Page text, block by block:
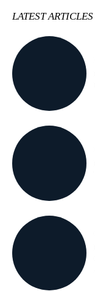
LATEST ARTICLES